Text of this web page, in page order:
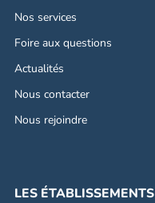
Nos services
Foire aux questions
Actualités
Nous contacter
Nous rejoindre
LES ÉTABLISSEMENTS